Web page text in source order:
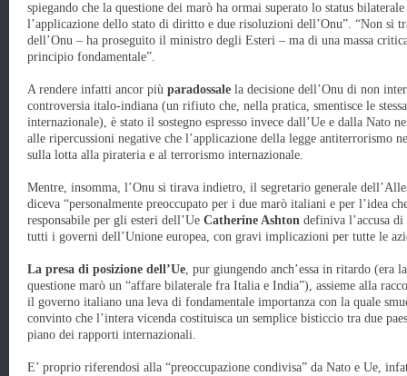
spiegando che la questione dei marò ha ormai superato lo status
l’applicazione dello stato di diritto e due risoluzioni dell’Onu”. “Non si
dell’Onu – ha proseguito il ministro degli Esteri – ma di una massa
principio fondamentale”.
A rendere infatti ancor più paradossale la decisione dell’Onu di non
controversia italo-indiana (un rifiuto che, nella pratica, smentisce le
internazionale), è stato il sostegno espresso invece dall’Ue e dalla Nato
alle ripercussioni negative che l’applicazione della legge antiterrorismo
sulla lotta alla pirateria e al terrorismo internazionale.
Mentre, insomma, l’Onu si tirava indietro, il segretario generale
diceva “personalmente preoccupato per i due marò italiani e per l’idea
responsabile per gli esteri dell’Ue Catherine Ashton definiva l’accusa
tutti i governi dell’Unione europea, con gravi implicazioni per tutte le
La presa di posizione dell’Ue, pur giungendo anch’essa in ritardo (era
questione marò un “affare bilaterale fra Italia e India”), assieme alla
il governo italiano una leva di fondamentale importanza con la quale
convinto che l’intera vicenda costituisca un semplice bisticcio tra due
piano dei rapporti internazionali.
E’ proprio riferendosi alla “preoccupazione condivisa” da Nato e Ue,